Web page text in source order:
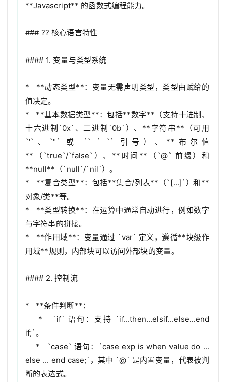
**Javascript** 的函数式编程能力。
### ?? 核心语言特性
#### 1. 变量与类型系统
*   **动态类型**：变量无需声明类型，类型由赋给的
值决定。
*   **基本数据类型**：包括**数字**（支持十进制、
十六进制`0x`、二进制`0b`）、**字符串**（可用
`'`、`"` 或 `` ` `` 引号）、**布尔值
**（`true`/`false`）、**时间**（`@` 前缀）和
**null**（`null`/`nil`）。
*   **复合类型**：包括**集合/列表**（`[...]`）和**
对象/类**等。
*   **类型转换**：在运算中通常自动进行，例如数字
与字符串的拼接。
*   **作用域**：变量通过 `var` 定义，遵循**块级作
用域**规则，内部块可以访问外部块的变量。
#### 2. 控制流
*   **条件判断**：
if;`。
else ... end case;`，其中 `@` 是内置变量，代表被判
断的表达式。